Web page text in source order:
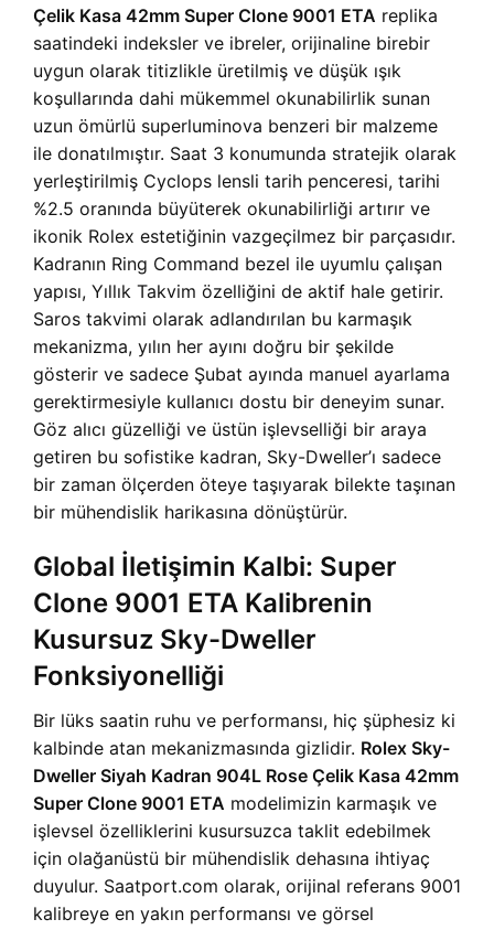
Çelik Kasa 42mm Super Clone 9001 ETA replika
saatindeki indeksler ve ibreler, orijinaline birebir
uygun olarak titizlikle üretilmiş ve düşük ışık
koşullarında dahi mükemmel okunabilirlik sunan
uzun ömürlü superluminova benzeri bir malzeme
ile donatılmıştır. Saat 3 konumunda stratejik olarak
yerleştirilmiş Cyclops lensli tarih penceresi, tarihi
%2.5 oranında büyüterek okunabilirliği artırır ve
ikonik Rolex estetiğinin vazgeçilmez bir parçasıdır.
Kadranın Ring Command bezel ile uyumlu çalışan
yapısı, Yıllık Takvim özelliğini de aktif hale getirir.
Saros takvimi olarak adlandırılan bu karmaşık
mekanizma, yılın her ayını doğru bir şekilde
gösterir ve sadece Şubat ayında manuel ayarlama
gerektirmesiyle kullanıcı dostu bir deneyim sunar.
Göz alıcı güzelliği ve üstün işlevselliği bir araya
getiren bu sofistike kadran, Sky-Dweller’ı sadece
bir zaman ölçerden öteye taşıyarak bilekte taşınan
bir mühendislik harikasına dönüştürür.
Global İletişimin Kalbi: Super
Clone 9001 ETA Kalibrenin
Kusursuz Sky-Dweller
Fonksiyonelliği
Bir lüks saatin ruhu ve performansı, hiç şüphesiz ki
kalbinde atan mekanizmasında gizlidir. Rolex Sky-
Dweller Siyah Kadran 904L Rose Çelik Kasa 42mm
Super Clone 9001 ETA modelimizin karmaşık ve
işlevsel özelliklerini kusursuzca taklit edebilmek
için olağanüstü bir mühendislik dehasına ihtiyaç
duyulur. Saatport.com olarak, orijinal referans 9001
kalibreye en yakın performansı ve görsel